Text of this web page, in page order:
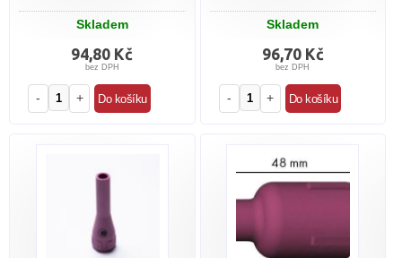
Skladem
94,80 Kč
bez DPH
- +
Skladem
96,70 Kč
bez DPH
- +